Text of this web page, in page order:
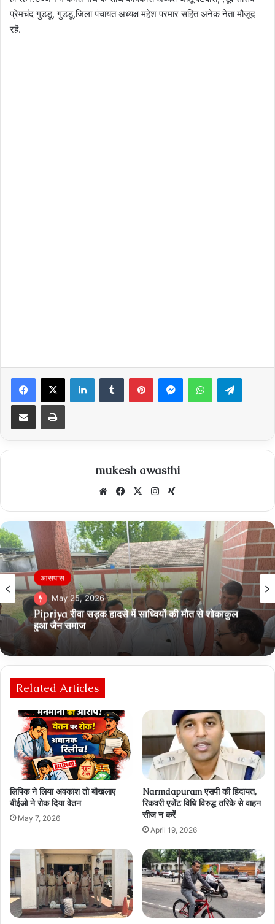
प्रेमचंद गुडडू, गुडडू,जिला पंचायत अध्‍यक्ष महेश परमार सहित अनेक नेता मौजूद
रहें.
Facebook
X LinkedInTumblr PinterestMessengerWhatsApp
Share via Email Print
mukesh awasthi
WebsiteFacebook
X Instagram
Breaking News
May 13, 2026
Narmdapuram सोहागपुर में आर आई के ऊपर 20 हजार
की रिश्वत का आरोप, जनसुनवाई में शिकायत
Related Articles
लिपिक ने लिया अवकाश तो बौखलाए
बीईओ ने रोक दिया वेतन
May 7, 2026
Narmdapuram एसपी की हिदायत,
रिकवरी एजेंट विधि विरुद्ध तरिके से वाहन
सीज न करें
April 19, 2026